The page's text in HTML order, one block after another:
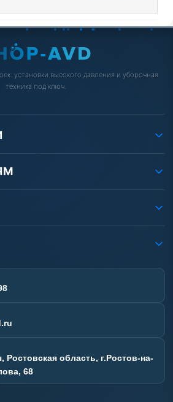
установки высокого давления и уборочная
техника под ключ.
АВД»
Ростовская область, г.Ростов-на-
68